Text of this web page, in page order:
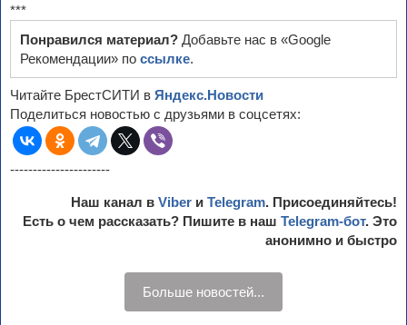
***
Понравился материал? Добавьте нас в «Google
Рекомендации» по ссылке.
Читайте БрестСИТИ в Яндекс.Новости
Поделиться новостью с друзьями в соцсетях:
----------------------
Наш канал в Viber и Telegram. Присоединяйтесь!
Есть о чем рассказать? Пишите в наш Telegram-бот. Это
анонимно и быстро
Больше новостей...